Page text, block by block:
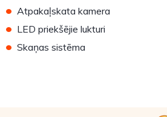
• Atpakaļskata kamera
• LED priekšējie lukturi
• Skaņas sistēma